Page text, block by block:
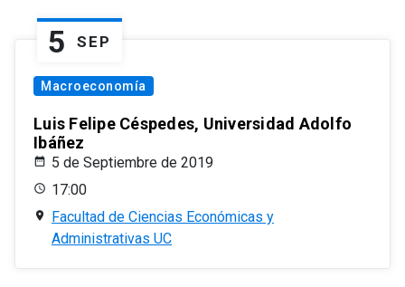
5 SEP
Macroeconomía
Luis Felipe Céspedes, Universidad Adolfo
Ibáñez
5 de Septiembre de 2019
17:00
Facultad de Ciencias Económicas y
Administrativas UC